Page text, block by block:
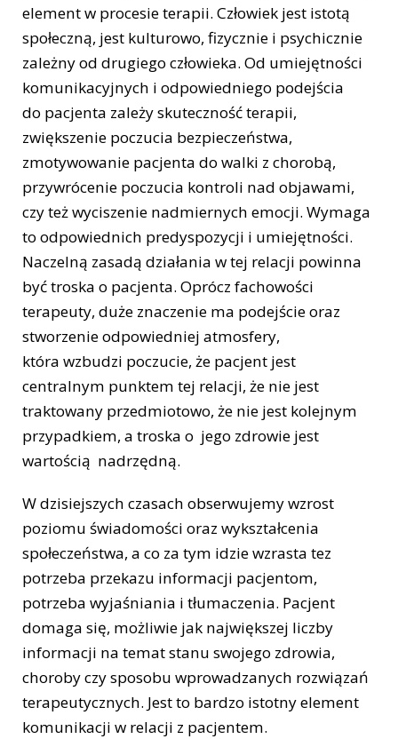
element w procesie terapii. Człowiek jest istotą
społeczną, jest kulturowo, fizycznie i psychicznie
zależny od drugiego człowieka. Od umiejętności
komunikacyjnych i odpowiedniego podejścia
do pacjenta zależy skuteczność terapii,
zwiększenie poczucia bezpieczeństwa,
zmotywowanie pacjenta do walki z chorobą,
przywrócenie poczucia kontroli nad objawami,
czy też wyciszenie nadmiernych emocji. Wymaga
to odpowiednich predyspozycji i umiejętności.
Naczelną zasadą działania w tej relacji powinna
być troska o pacjenta. Oprócz fachowości
terapeuty, duże znaczenie ma podejście oraz
stworzenie odpowiedniej atmosfery,
która wzbudzi poczucie, że pacjent jest
centralnym punktem tej relacji, że nie jest
traktowany przedmiotowo, że nie jest kolejnym
przypadkiem, a troska o jego zdrowie jest
wartością nadrzędną.
W dzisiejszych czasach obserwujemy wzrost
poziomu świadomości oraz wykształcenia
społeczeństwa, a co za tym idzie wzrasta tez
potrzeba przekazu informacji pacjentom,
potrzeba wyjaśniania i tłumaczenia. Pacjent
domaga się, możliwie jak największej liczby
informacji na temat stanu swojego zdrowia,
choroby czy sposobu wprowadzanych rozwiązań
terapeutycznych. Jest to bardzo istotny element
komunikacji w relacji z pacjentem.